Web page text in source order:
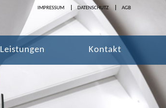
IMPRESSUM DATENSCHUTZ AGB
Leistungen Kontakt